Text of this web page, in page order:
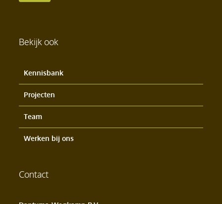
Bekijk ook
Kennisbank
Projecten
Team
Werken bij ons
Contact